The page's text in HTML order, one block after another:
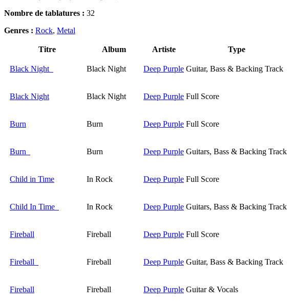
Nombre de tablatures : 32
Genres : Rock, Metal
Titre Album Artiste Type
Black Night Black Night Deep Purple Guitar, Bass & Backing Track
Black Night Black Night Deep Purple Full Score
Burn Burn Deep Purple Full Score
Burn Burn Deep Purple Guitars, Bass & Backing Track
Child in Time In Rock Deep Purple Full Score
Child In Time In Rock Deep Purple Guitars, Bass & Backing Track
Fireball Fireball Deep Purple Full Score
Fireball Fireball Deep Purple Guitar, Bass & Backing Track
Fireball Fireball Deep Purple Guitar & Vocals